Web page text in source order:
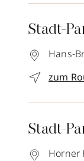
Stadt-
Hans-
zum
Stadt-
Horner